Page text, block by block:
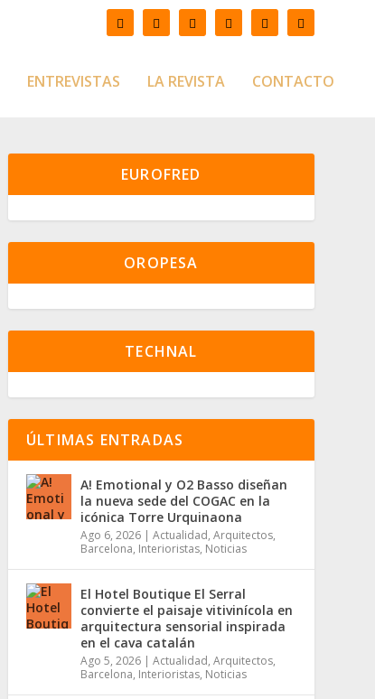
ENTREVISTAS LA REVISTA CONTACTO
EUROFRED
OROPESA
TECHNAL
ÚLTIMAS ENTRADAS
A! Emotional y O2 Basso diseñan
la nueva sede del COGAC en la
icónica Torre Urquinaona
Ago 6, 2026 | Actualidad, Arquitectos,
Barcelona, Interioristas, Noticias
El Hotel Boutique El Serral
convierte el paisaje vitivinícola en
arquitectura sensorial inspirada
en el cava catalán
Ago 5, 2026 | Actualidad, Arquitectos,
Barcelona, Interioristas, Noticias